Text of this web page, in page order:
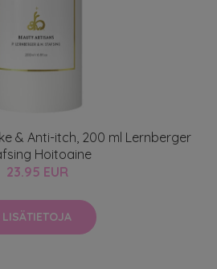
& Anti-itch, 200 ml Lernberger
Hoitoaine
23.95 EUR
LISÄTIETOJA